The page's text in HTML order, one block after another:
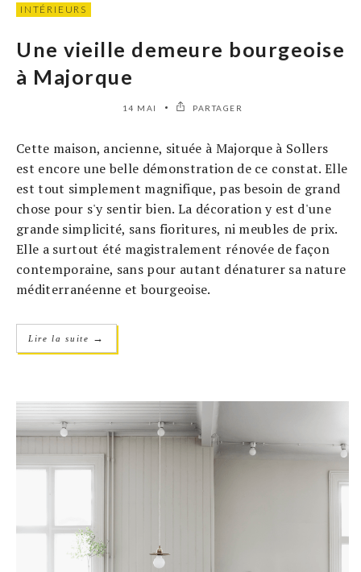
INTÉRIEURS
Une vieille demeure bourgeoise
à Majorque
14 MAI PARTAGER
Cette maison, ancienne, située à Majorque à Sollers
est encore une belle démonstration de ce constat. Elle
est tout simplement magnifique, pas besoin de grand
chose pour s'y sentir bien. La décoration y est d'une
grande simplicité, sans fioritures, ni meubles de prix.
Elle a surtout été magistralement rénovée de façon
contemporaine, sans pour autant dénaturer sa nature
méditerranéenne et bourgeoise.
Lire la suite →